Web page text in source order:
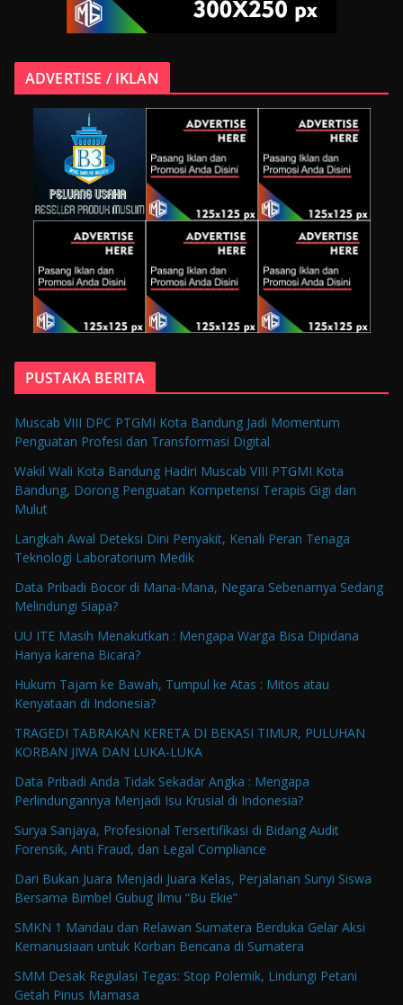
ADVERTISE / IKLAN
PUSTAKA BERITA
Muscab VIII DPC PTGMI Kota Bandung Jadi Momentum
Penguatan Profesi dan Transformasi Digital
Wakil Wali Kota Bandung Hadiri Muscab VIII PTGMI Kota
Bandung, Dorong Penguatan Kompetensi Terapis Gigi dan
Mulut
Langkah Awal Deteksi Dini Penyakit, Kenali Peran Tenaga
Teknologi Laboratorium Medik
Data Pribadi Bocor di Mana-Mana, Negara Sebenarnya Sedang
Melindungi Siapa?
UU ITE Masih Menakutkan : Mengapa Warga Bisa Dipidana
Hanya karena Bicara?
Hukum Tajam ke Bawah, Tumpul ke Atas : Mitos atau
Kenyataan di Indonesia?
TRAGEDI TABRAKAN KERETA DI BEKASI TIMUR, PULUHAN
KORBAN JIWA DAN LUKA-LUKA
Data Pribadi Anda Tidak Sekadar Angka : Mengapa
Perlindungannya Menjadi Isu Krusial di Indonesia?
Surya Sanjaya, Profesional Tersertifikasi di Bidang Audit
Forensik, Anti Fraud, dan Legal Compliance
Dari Bukan Juara Menjadi Juara Kelas, Perjalanan Sunyi Siswa
Bersama Bimbel Gubug Ilmu “Bu Ekie”
SMKN 1 Mandau dan Relawan Sumatera Berduka Gelar Aksi
Kemanusiaan untuk Korban Bencana di Sumatera
SMM Desak Regulasi Tegas: Stop Polemik, Lindungi Petani
Getah Pinus Mamasa